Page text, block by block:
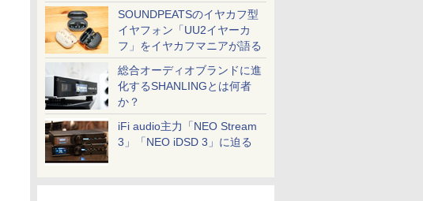
SOUNDPEATSのイヤカフ型
イヤフォン「UU2イヤーカ
フ」をイヤカフマニアが語る
総合オーディオブランドに進
化するSHANLINGとは何者
か？
iFi audio主力「NEO Stream
3」「NEO iDSD 3」に迫る